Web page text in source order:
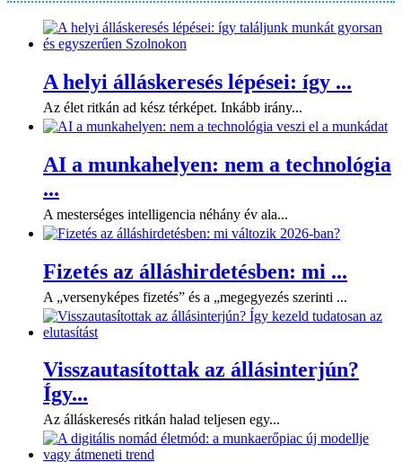
A helyi álláskeresés lépései: így ...
Az élet ritkán ad kész térképet. Inkább irány...
AI a munkahelyen: nem a technológia
...
A mesterséges intelligencia néhány év ala...
Fizetés az álláshirdetésben: mi ...
A „versenyképes fizetés” és a „megegyezés szerinti ...
Visszautasítottak az állásinterjún?
Így...
Az álláskeresés ritkán halad teljesen egy...